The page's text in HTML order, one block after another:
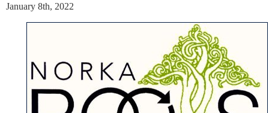
January 8th, 2022